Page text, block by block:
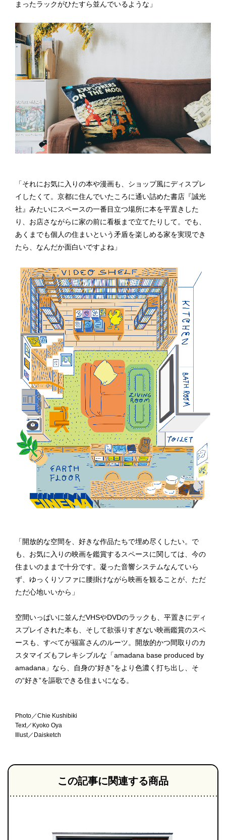
まったラックがひたすら並んでいるような」
「それにお気に入りの本や漫画も、ショップ風にディスプレ
イしたくて。京都に住んでいたころに通い詰めた書店『誠光
社』みたいにスペースの一番目立つ場所に本を平置きした
り、お店さながらに家の前に看板まで立てたりして。でも、
あくまでも個人の住まいという矛盾を楽しめる家を実現でき
たら、なんだか面白いですよね」
「開放的な空間を、好きな作品たちで埋め尽くしたい。で
も、お気に入りの映画を鑑賞するスペースに関しては、今の
住まいのままで十分です。凝った音響システムなんていら
ず、ゆっくりソファに腰掛けながら映画を観ることが、ただ
ただ心地いいから」
空間いっぱいに並んだVHSやDVDのラックも、平置きにディ
スプレイされた本も、そして欲張りすぎない映画鑑賞のスペ
ースも、すべてが福富さんのルーツ。開放的かつ間取りのカ
スタマイズもフレキシブルな「amadana base produced by
amadana」なら、自身の“好き”をより色濃く打ち出し、そ
の“好き”を謳歌できる住まいになる。
Photo／Chie Kushibiki
Text／Kyoko Oya
Illust／Daisketch
この記事に関連する商品